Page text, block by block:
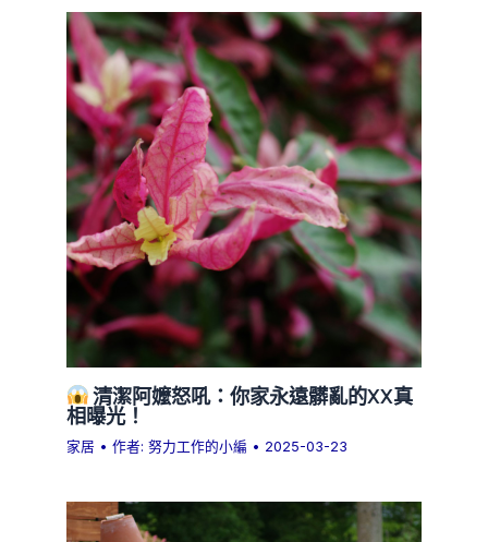
清潔阿嬤怒吼：你家永遠髒亂的XX真
相曝光！
家居 • 作者:努力工作的小編 • 2025-03-23